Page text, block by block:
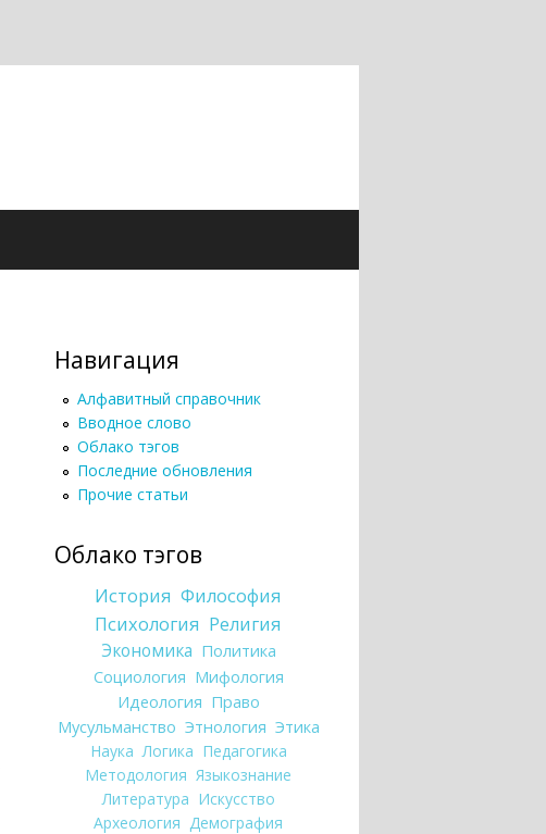
Навигация
Алфавитный справочник
Вводное слово
Облако тэгов
Последние обновления
Прочие статьи
Облако тэгов
История Философия
Психология Религия
Экономика Политика
Социология Мифология
Идеология Право
Мусульманство Этнология Этика
Наука Логика Педагогика
Методология Языкознание
Литература Искусство
Археология Демография